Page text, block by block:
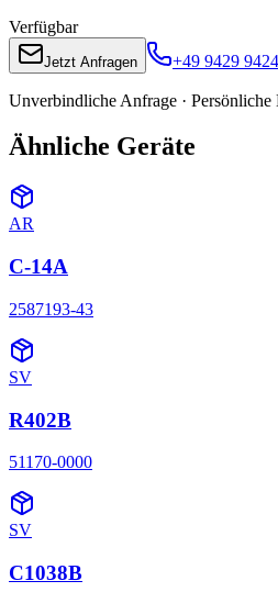
Verfügbar
Jetzt Anfragen +49 9429
Unverbindliche Anfrage ·
Ähnliche Geräte
AR
C-14A
2587193-43
SV
R402B
51170-0000
SV
C1038B